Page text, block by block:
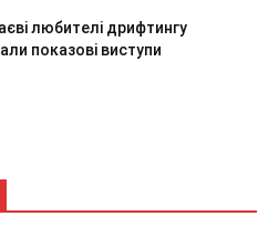
любителі дрифтингу
показові виступи